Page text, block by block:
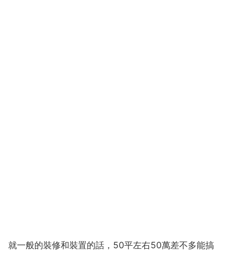
就一般的裝修和裝置的話，50平左右50萬差不多能搞